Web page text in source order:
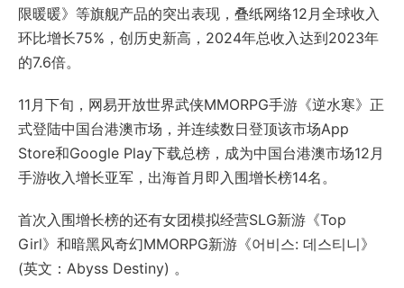
限暖暖》等旗舰产品的突出表现，叠纸网络12月全球收入
环比增长75%，创历史新高，2024年总收入达到2023年
的7.6倍。
11月下旬，网易开放世界武侠MMORPG手游《逆水寒》正
式登陆中国台港澳市场，并连续数日登顶该市场App
Store和Google Play下载总榜，成为中国台港澳市场12月
手游收入增长亚军，出海首月即入围增长榜14名。
首次入围增长榜的还有女团模拟经营SLG新游《Top
Girl》和暗黑风奇幻MMORPG新游《어비스: 데스티니》
(英文：Abyss Destiny) 。